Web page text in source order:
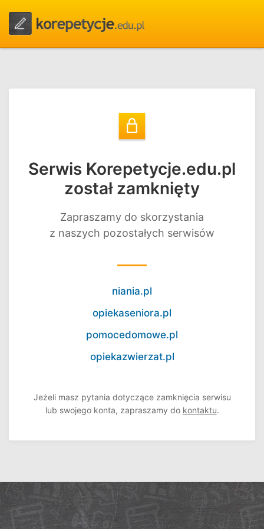
Serwis Korepetycje.edu.pl
został zamknięty
Zapraszamy do skorzystania
z naszych pozostałych serwisów
niania.pl
opiekaseniora.pl
pomocedomowe.pl
opiekazwierzat.pl
Jeżeli masz pytania dotyczące zamknięcia serwisu
lub swojego konta, zapraszamy do kontaktu.